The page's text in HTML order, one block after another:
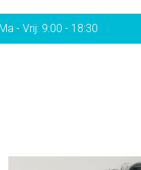
Ma - Vrij: 9:00 - 18:30